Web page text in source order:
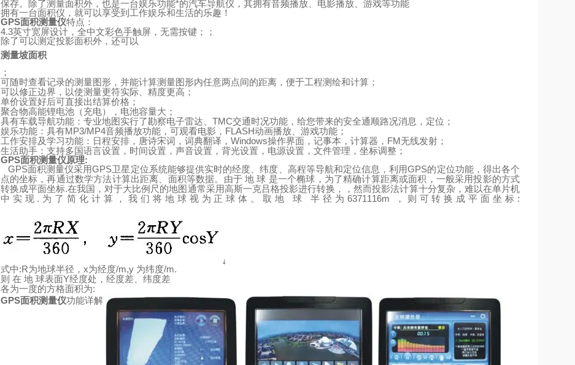
保存。除了测量面积外，也是一台娱乐功能*的汽车导航仪，其拥有音频播放、电影播放、游戏等功能
拥有一台面积仪，就可以享受到工作娱乐和生活的乐趣！
GPS面积测量仪特点：
4.3英寸宽屏设计，全中文彩色手触屏，无需按键；；
除了可以测定投影面积外，还可以
测量坡面积
；
可随时查看记录的测量图形，并能计算测量图形内任意两点间的距离，便于工程测绘和计算；
可以修正边界，以使测量更符实际、精度更高；
单价设置好后可直接出结算价格；
聚合物高能锂电池（充电），电池容量大；
具有车载导航功能：专业地图实行了勘察电子雷达、 TMC交通时况功能，给您带来的安全通顺路况消息，定位；
娱乐功能：具有MP3/MP4音频播放功能，可观看电影， FLASH动画播放、游戏功能；
工作安排及学习功能：日程安排，唐诗宋词，词典翻译， Windows操作界面，记事本，计算器， FM无线发射；
生活助手：支持多国语言设置，时间设置，声音设置，背光设置，电源设置，文件管理，坐标调整；
GPS面积测量仪原理:
GPS面积测量仪采用GPS卫星定位系统能够提供实时的经度、纬度、高程等导航和定位信息，利用GPS的定位功能，得出各个
点的坐标，再通过数学方法计算出距离、面积等数据。由于 地 球 是一个椭球，为了精确计算距离或面积，一般采用投影的方式
转换成平面坐标.在我国，对于大比例尺的地图通常采用高斯一克吕格投影进行转换，，然而投影法计算十分复杂，难以在单片机
中实现 . 为了简化计算，我们将地球视为正球体。取地 球 半径为 6371116m ，则可转换成平面坐标 :
式中:R为地球半径， x为经度/m,y 为纬度/m.
则 在 地 球表面Y经度处，经度差、纬度差
各为一度的方格面积为:
GPS面积测量仪功能详解